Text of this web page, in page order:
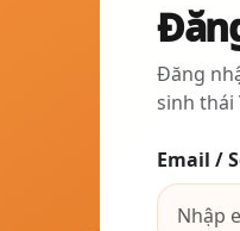
Đăng
sinh thái
Email /